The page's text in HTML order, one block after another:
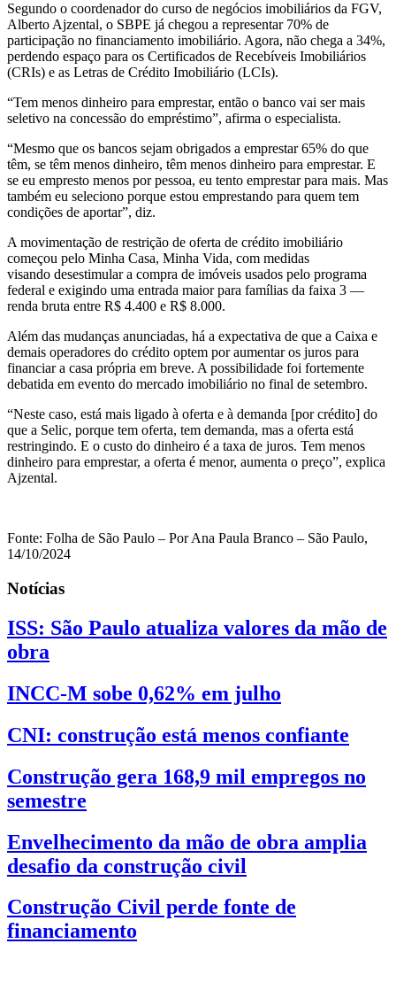
Segundo o coordenador do curso de negócios imobiliários da FGV,
Alberto Ajzental, o SBPE já chegou a representar 70% de
participação no financiamento imobiliário. Agora, não chega a 34%,
perdendo espaço para os Certificados de Recebíveis Imobiliários
(CRIs) e as Letras de Crédito Imobiliário (LCIs).
“Tem menos dinheiro para emprestar, então o banco vai ser mais
seletivo na concessão do empréstimo”, afirma o especialista.
“Mesmo que os bancos sejam obrigados a emprestar 65% do que
têm, se têm menos dinheiro, têm menos dinheiro para emprestar. E
se eu empresto menos por pessoa, eu tento emprestar para mais. Mas
também eu seleciono porque estou emprestando para quem tem
condições de aportar”, diz.
A movimentação de restrição de oferta de crédito imobiliário
começou pelo Minha Casa, Minha Vida, com medidas
visando desestimular a compra de imóveis usados pelo programa
federal e exigindo uma entrada maior para famílias da faixa 3 —
renda bruta entre R$ 4.400 e R$ 8.000.
Além das mudanças anunciadas, há a expectativa de que a Caixa e
demais operadores do crédito optem por aumentar os juros para
financiar a casa própria em breve. A possibilidade foi fortemente
debatida em evento do mercado imobiliário no final de setembro.
“Neste caso, está mais ligado à oferta e à demanda [por crédito] do
que a Selic, porque tem oferta, tem demanda, mas a oferta está
restringindo. E o custo do dinheiro é a taxa de juros. Tem menos
dinheiro para emprestar, a oferta é menor, aumenta o preço”, explica
Ajzental.
Fonte: Folha de São Paulo – Por Ana Paula Branco – São Paulo,
14/10/2024
Notícias
ISS: São Paulo atualiza valores da mão de
obra
INCC-M sobe 0,62% em julho
CNI: construção está menos confiante
Construção gera 168,9 mil empregos no
semestre
Envelhecimento da mão de obra amplia
desafio da construção civil
Construção Civil perde fonte de
financiamento